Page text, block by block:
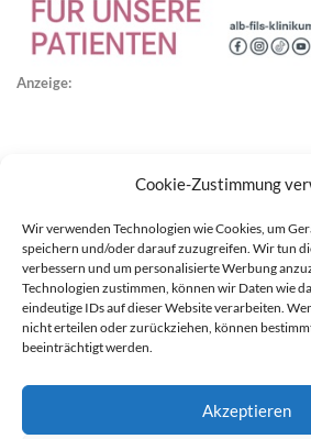
Cookie-Zustimmung
Wir verwenden Technologien wie Cookies, um
speichern und/oder darauf zuzugreifen. Wir tun
verbessern und um personalisierte Werbung
Technologien zustimmen, können wir Daten wie
eindeutige IDs auf dieser Website verarbeiten.
nicht erteilen oder zurückziehen, können
beeinträchtigt werden.
Akzeptieren
Anzeige: